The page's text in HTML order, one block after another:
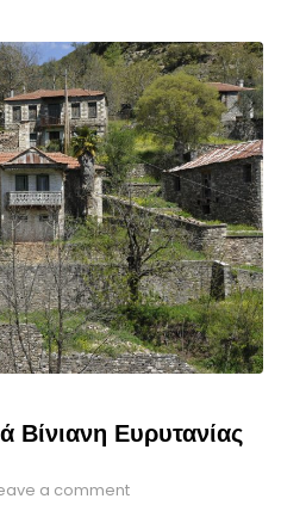
Βίνιανη Ευρυτανίας
a comment